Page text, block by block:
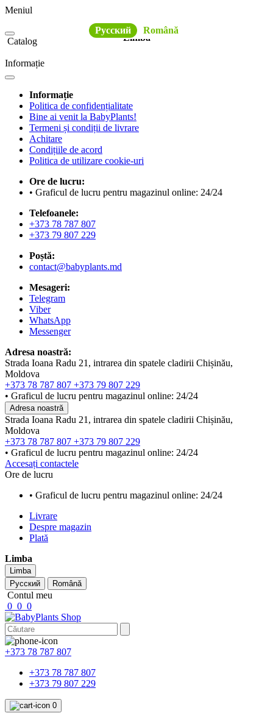
Meniul
Limba
Русский
Română
Catalog
Informație
Informație
Politica de confidențialitate
Bine ai venit la BabyPlants!
Termeni și condiții de livrare
Achitare
Condițiile de acord
Politica de utilizare cookie-uri
Ore de lucru:
• Graficul de lucru pentru magazinul online: 24/24
Telefoanele:
+373 78 787 807
+373 79 807 229
Poștă:
contact@babyplants.md
Mesageri:
Telegram
Viber
WhatsApp
Messenger
Adresa noastră:
Strada Ioana Radu 21, intrarea din spatele cladirii Chișinău,
Moldova
+373 78 787 807 +373 79 807 229
• Graficul de lucru pentru magazinul online: 24/24
Adresa noastră
Strada Ioana Radu 21, intrarea din spatele cladirii Chișinău,
Moldova
+373 78 787 807 +373 79 807 229
• Graficul de lucru pentru magazinul online: 24/24
Accesați contactele
Ore de lucru
• Graficul de lucru pentru magazinul online: 24/24
Livrare
Despre magazin
Plată
Limba
Limba
Русский
Română
Contul meu
0 0 0
+373 78 787 807
+373 78 787 807
+373 79 807 229
0